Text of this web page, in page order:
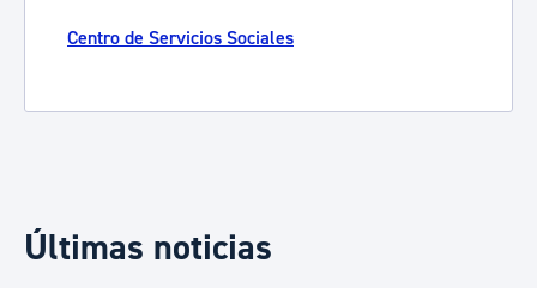
Centro de Servicios Sociales
Últimas noticias